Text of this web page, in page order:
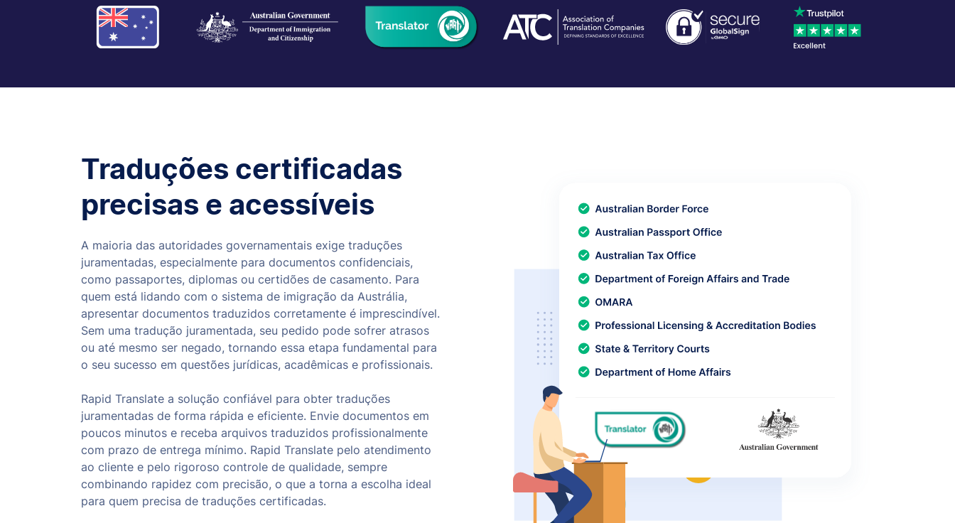
Traduções certificadas
precisas e acessíveis
A maioria das autoridades governamentais exige traduções
juramentadas, especialmente para documentos confidenciais,
como passaportes, diplomas ou certidões de casamento. Para
quem está lidando com o sistema de imigração da Austrália,
apresentar documentos traduzidos corretamente é imprescindível.
Sem uma tradução juramentada, seu pedido pode sofrer atrasos
ou até mesmo ser negado, tornando essa etapa fundamental para
o seu sucesso em questões jurídicas, acadêmicas e profissionais.
Rapid Translate a solução confiável para obter traduções
juramentadas de forma rápida e eficiente. Envie documentos em
poucos minutos e receba arquivos traduzidos profissionalmente
com prazo de entrega mínimo. Rapid Translate pelo atendimento
ao cliente e pelo rigoroso controle de qualidade, sempre
combinando rapidez com precisão, o que a torna a escolha ideal
para quem precisa de traduções certificadas.